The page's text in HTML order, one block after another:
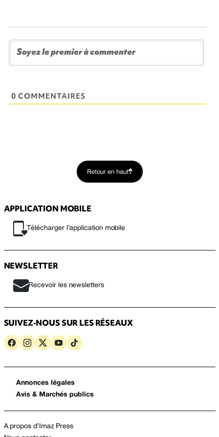
0 COMMENTAIRES
Retour en haut
APPLICATION MOBILE
Télécharger l’application mobile
NEWSLETTER
Recevoir les newsletters
SUIVEZ-NOUS SUR LES RÉSEAUX
Annonces légales
Avis & Marchés publics
A propos d’Imaz Press